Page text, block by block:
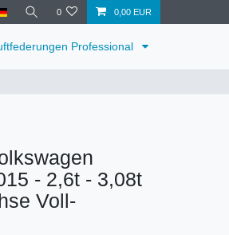
0 0,00 EUR
Professional
- 2,6t - 3,08t
Voll-